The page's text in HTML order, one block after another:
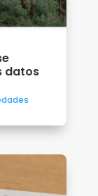
datos